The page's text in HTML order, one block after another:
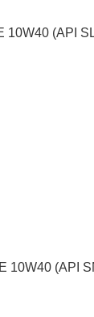
10W40 (API
10W40 (API